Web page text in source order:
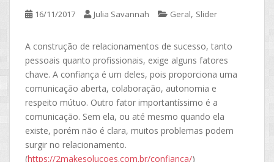
16/11/2017 Julia Savannah Geral, Slider
A construção de relacionamentos de sucesso, tanto
pessoais quanto profissionais, exige alguns fatores
chave. A confiança é um deles, pois proporciona uma
comunicação aberta, colaboração, autonomia e
respeito mútuo. Outro fator importantíssimo é a
comunicação. Sem ela, ou até mesmo quando ela
existe, porém não é clara, muitos problemas podem
surgir no relacionamento.
(https://2makesolucoes.com.br/confianca/)